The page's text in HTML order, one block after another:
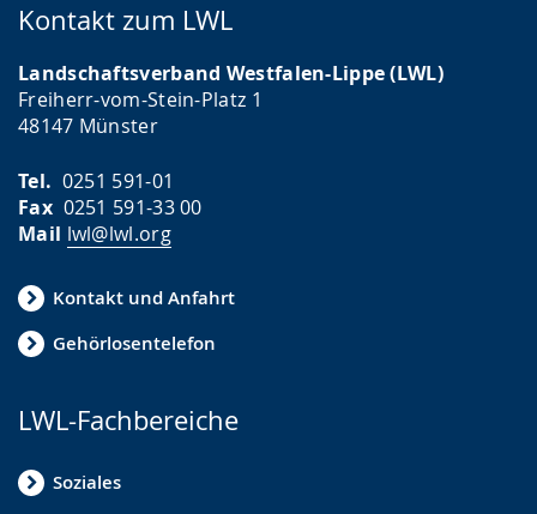
Kontakt zum LWL
Landschaftsverband Westfalen-Lippe (LWL)
Freiherr-vom-Stein-Platz 1
48147 Münster
Tel. 0251 591-01
Fax0251 591-33 00
Mail lwl@lwl.org
Kontakt und Anfahrt
Gehörlosentelefon
LWL-Fachbereiche
Soziales